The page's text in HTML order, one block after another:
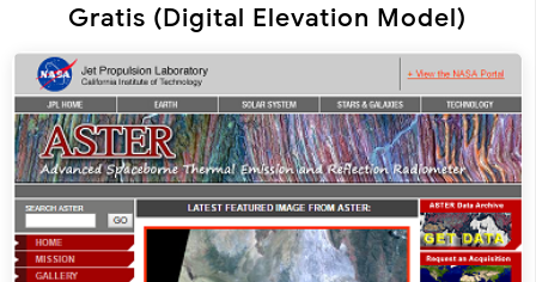
Gratis (Digital Elevation Model)